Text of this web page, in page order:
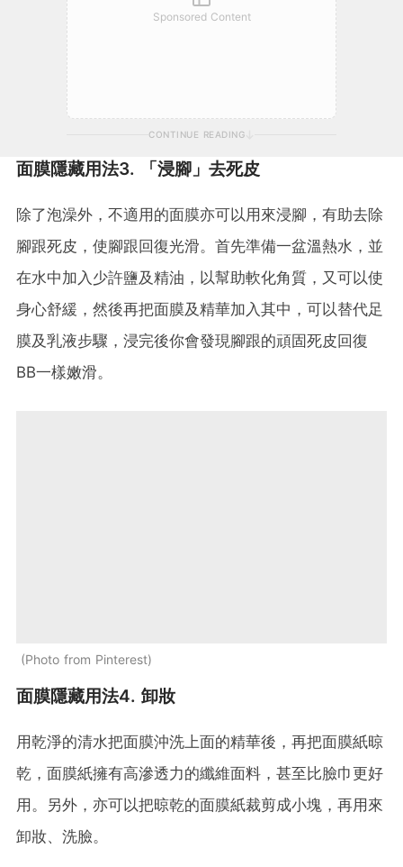
Sponsored Content
CONTINUE READING
面膜隱藏用法3. 「浸腳」去死皮
除了泡澡外，不適用的面膜亦可以用來浸腳，有助去除
腳跟死皮，使腳跟回復光滑。首先準備一盆溫熱水，並
在水中加入少許鹽及精油，以幫助軟化角質，又可以使
身心舒緩，然後再把面膜及精華加入其中，可以替代足
膜及乳液步驟，浸完後你會發現腳跟的頑固死皮回復
BB一樣嫩滑。
Photo from Pinterest
面膜隱藏用法4. 卸妝
用乾淨的清水把面膜沖洗上面的精華後，再把面膜紙晾
乾，面膜紙擁有高滲透力的纖維面料，甚至比臉巾更好
用。另外，亦可以把晾乾的面膜紙裁剪成小塊，再用來
卸妝、洗臉。